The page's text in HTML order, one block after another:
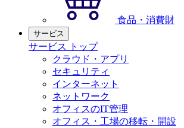
食品・消費財
サービス
サービス トップ
クラウド・アプリ
セキュリティ
インターネット
ネットワーク
オフィスのIT管理
オフィス・工場の移転・開設